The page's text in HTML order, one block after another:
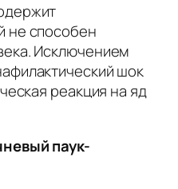
не способен
Исключением
шок
реакция на яд
паук-